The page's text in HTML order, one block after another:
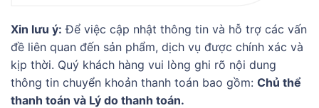
Xin lưu ý: Để việc cập nhật thông tin và hỗ trợ các vấn
đề liên quan đến sản phẩm, dịch vụ được chính xác và
kịp thời. Quý khách hàng vui lòng ghi rõ nội dung
thông tin chuyển khoản thanh toán bao gồm: Chủ thể
thanh toán và Lý do thanh toán.